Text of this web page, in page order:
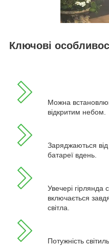
Ключові
Можна
відкритим небом.
Заряджаються
батареї вдень.
Увечері гірлянда
включається
світла.
Потужність